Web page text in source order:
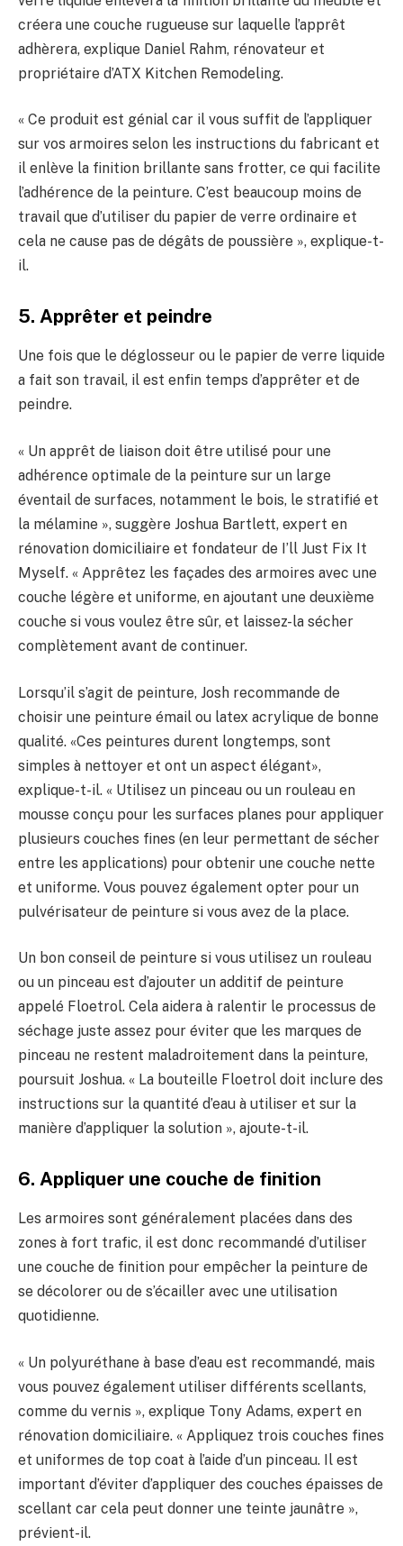
créera une couche rugueuse sur laquelle l’apprêt
adhèrera, explique Daniel Rahm, rénovateur et
propriétaire d’ATX Kitchen Remodeling.
« Ce produit est génial car il vous suffit de l’appliquer
sur vos armoires selon les instructions du fabricant et
il enlève la finition brillante sans frotter, ce qui facilite
l’adhérence de la peinture. C’est beaucoup moins de
travail que d’utiliser du papier de verre ordinaire et
cela ne cause pas de dégâts de poussière », explique-t-
il.
5. Apprêter et peindre
Une fois que le déglosseur ou le papier de verre liquide
a fait son travail, il est enfin temps d’apprêter et de
peindre.
« Un apprêt de liaison doit être utilisé pour une
adhérence optimale de la peinture sur un large
éventail de surfaces, notamment le bois, le stratifié et
la mélamine », suggère Joshua Bartlett, expert en
rénovation domiciliaire et fondateur de I’ll Just Fix It
Myself. « Apprêtez les façades des armoires avec une
couche légère et uniforme, en ajoutant une deuxième
couche si vous voulez être sûr, et laissez-la sécher
complètement avant de continuer.
Lorsqu’il s’agit de peinture, Josh recommande de
choisir une peinture émail ou latex acrylique de bonne
qualité. «Ces peintures durent longtemps, sont
simples à nettoyer et ont un aspect élégant»,
explique-t-il. « Utilisez un pinceau ou un rouleau en
mousse conçu pour les surfaces planes pour appliquer
plusieurs couches fines (en leur permettant de sécher
entre les applications) pour obtenir une couche nette
et uniforme. Vous pouvez également opter pour un
pulvérisateur de peinture si vous avez de la place.
Un bon conseil de peinture si vous utilisez un rouleau
ou un pinceau est d’ajouter un additif de peinture
appelé Floetrol. Cela aidera à ralentir le processus de
séchage juste assez pour éviter que les marques de
pinceau ne restent maladroitement dans la peinture,
poursuit Joshua. « La bouteille Floetrol doit inclure des
instructions sur la quantité d’eau à utiliser et sur la
manière d’appliquer la solution », ajoute-t-il.
6. Appliquer une couche de finition
Les armoires sont généralement placées dans des
zones à fort trafic, il est donc recommandé d’utiliser
une couche de finition pour empêcher la peinture de
se décolorer ou de s’écailler avec une utilisation
quotidienne.
« Un polyuréthane à base d’eau est recommandé, mais
vous pouvez également utiliser différents scellants,
comme du vernis », explique Tony Adams, expert en
rénovation domiciliaire. « Appliquez trois couches fines
et uniformes de top coat à l’aide d’un pinceau. Il est
important d’éviter d’appliquer des couches épaisses de
scellant car cela peut donner une teinte jaunâtre »,
prévient-il.